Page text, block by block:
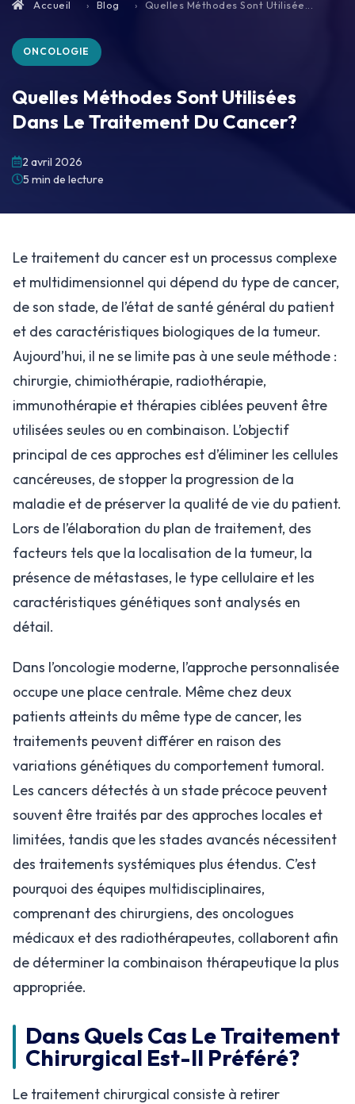
Accueil Blog Quelles Méthodes Sont Utilisée...
ONCOLOGIE
Quelles Méthodes Sont Utilisées
Dans Le Traitement Du Cancer?
2 avril 2026
5 min de lecture
Le traitement du cancer est un processus complexe
et multidimensionnel qui dépend du type de cancer,
de son stade, de l’état de santé général du patient
et des caractéristiques biologiques de la tumeur.
Aujourd’hui, il ne se limite pas à une seule méthode :
chirurgie, chimiothérapie, radiothérapie,
immunothérapie et thérapies ciblées peuvent être
utilisées seules ou en combinaison. L’objectif
principal de ces approches est d’éliminer les cellules
cancéreuses, de stopper la progression de la
maladie et de préserver la qualité de vie du patient.
Lors de l’élaboration du plan de traitement, des
facteurs tels que la localisation de la tumeur, la
présence de métastases, le type cellulaire et les
caractéristiques génétiques sont analysés en
détail.
Dans l’oncologie moderne, l’approche personnalisée
occupe une place centrale. Même chez deux
patients atteints du même type de cancer, les
traitements peuvent différer en raison des
variations génétiques du comportement tumoral.
Les cancers détectés à un stade précoce peuvent
souvent être traités par des approches locales et
limitées, tandis que les stades avancés nécessitent
des traitements systémiques plus étendus. C’est
pourquoi des équipes multidisciplinaires,
comprenant des chirurgiens, des oncologues
médicaux et des radiothérapeutes, collaborent afin
de déterminer la combinaison thérapeutique la plus
appropriée.
Dans Quels Cas Le Traitement
Chirurgical Est-Il Préféré?
Le traitement chirurgical consiste à retirer